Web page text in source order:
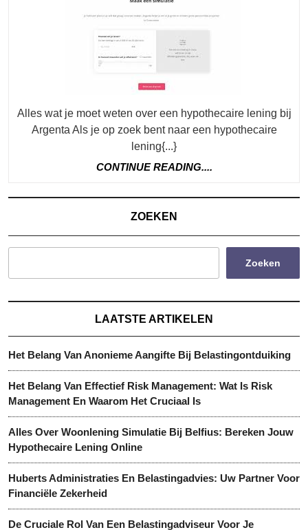
Over
Hypothecaire
Argenta
Alles wat je moet weten over een hypothecaire lening bij
Argenta Als je op zoek bent naar een hypothecaire
lening{...}
CONTINUE READING....
ZOEKEN
Zoeken
LAATSTE ARTIKELEN
Het Belang Van Anonieme Aangifte Bij Belastingontduiking
Het Belang Van Effectief Risk Management: Wat Is Risk
Management En Waarom Het Cruciaal Is
Alles Over Woonlening Simulatie Bij Belfius: Bereken Jouw
Hypothecaire Lening Online
Huberts Administraties En Belastingadvies: Uw Partner Voor
Financiële Zekerheid
De Cruciale Rol Van Een Belastingadviseur Voor Je